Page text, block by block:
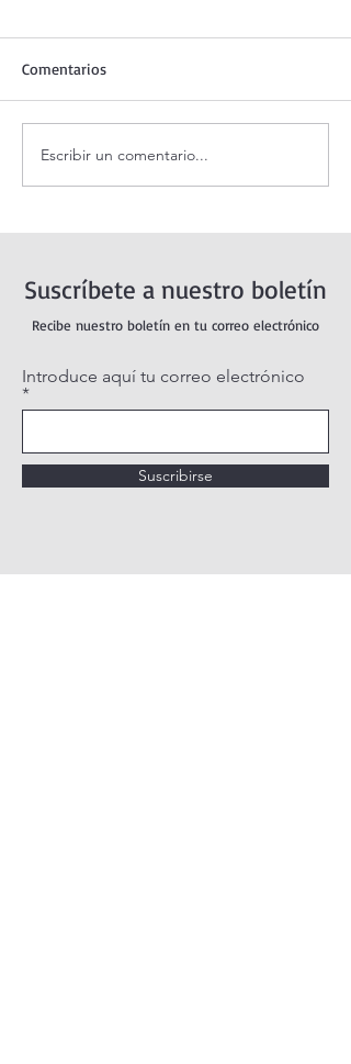
Coronilla de la Divina
Misericordia.
Comentarios
Escribir un comentario...
Suscríbete a nuestro boletín
Recibe nuestro boletín en tu correo electrónico
Introduce aquí tu correo electrónico
Suscribirse